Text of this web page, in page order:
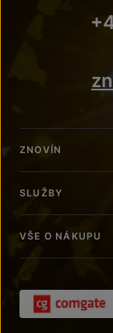
ZNOVÍN
SLUŽBY
VŠE O NÁKUPU